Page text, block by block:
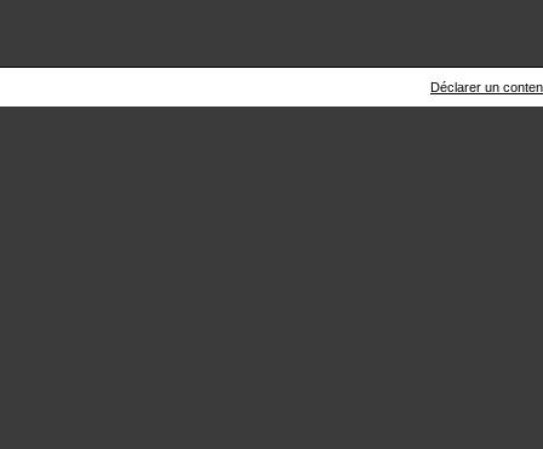
Déclarer un